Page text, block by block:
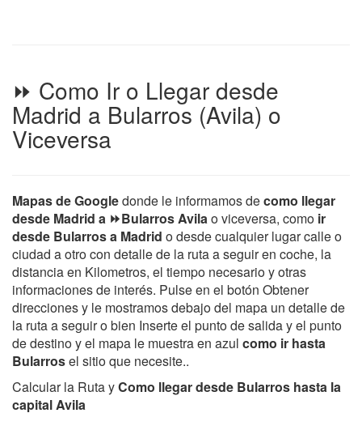
⏩ Como Ir o Llegar desde
Madrid a Bularros (Avila) o
Viceversa
Mapas de Googledonde le informamos decomo llegar
desde Madrid a ⏩Bularros Avilao viceversa, como ir
desde Bularros a Madrid o desde cualquier lugar calle o
ciudad a otro con detalle de la ruta a seguir en coche, la
distancia en Kilometros, el tiempo necesario y otras
informaciones de interés. Pulse en el botón Obtener
direcciones y le mostramos debajo del mapa un detalle de
la ruta a seguir o bien Inserte el punto de salida y el punto
de destino y el mapa le muestra en azul como ir hasta
Bularrosel sitio que necesite..
Calcular la Ruta yComo llegar desde Bularros hasta la
capital Avila